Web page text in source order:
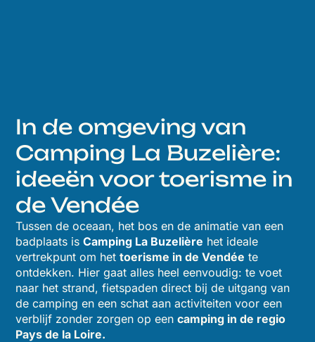
In de omgeving van
Camping La Buzelière:
ideeën voor toerisme in
de Vendée
Tussen de oceaan, het bos en de animatie van een
badplaats isCamping La Buzelière het ideale
vertrekpunt om hettoerisme in de Vendée te
ontdekken. Hier gaat alles heel eenvoudig: te voet
naar het strand, fietspaden direct bij de uitgang van
de camping en een schat aan activiteiten voor een
verblijf zonder zorgen op eencamping in de regio
Pays de la Loire.